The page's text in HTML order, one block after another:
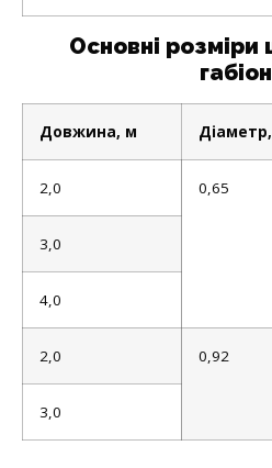
Основні розміри
Довжина, м
2,0 0,65
3,0
4,0
2,0 0,92
3,0